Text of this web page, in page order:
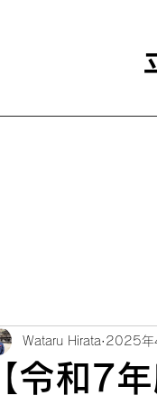
【令和7
Wataru Hirata 2025年